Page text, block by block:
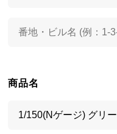
商品名